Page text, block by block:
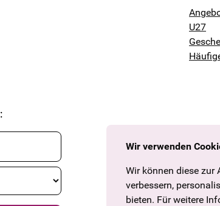
:
U27
Wir verwenden
Wir können diese zur
verbessern,
bieten. Für weitere